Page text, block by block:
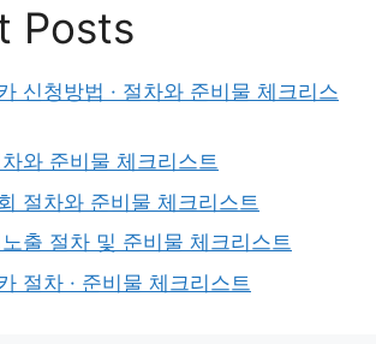
Posts
신청방법 · 절차와 준비물 체크리스
와 준비물 체크리스트
절차와 준비물 체크리스트
출 절차 및 준비물 체크리스트
절차 · 준비물 체크리스트